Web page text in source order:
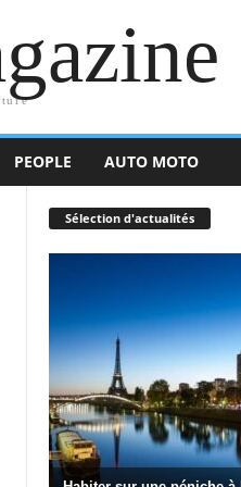
PEOPLE AUTO MOTO
Sélection d'actualités